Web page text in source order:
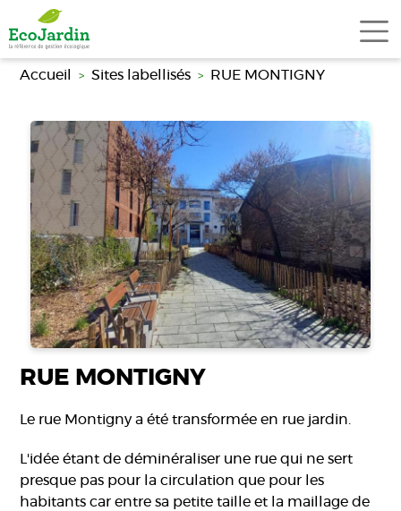
Aller au contenu principal
Accueil Sites labellisés RUE MONTIGNY
RUE MONTIGNY
Le rue Montigny a été transformée en rue jardin.
L'idée étant de déminéraliser une rue qui ne sert
presque pas pour la circulation que pour les
habitants car entre sa petite taille et la maillage de